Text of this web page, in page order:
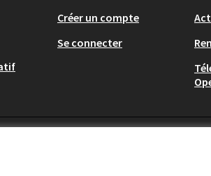
Créer un compte
Se connecter